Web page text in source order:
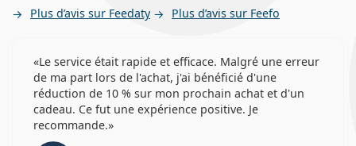
Plus d’avis sur Feedaty Plus d’avis sur Feefo
Le service était rapide et efficace. Malgré une erreur
de ma part lors de l'achat, j'ai bénéficié d'une
réduction de 10 % sur mon prochain achat et d'un
cadeau. Ce fut une expérience positive. Je
recommande.